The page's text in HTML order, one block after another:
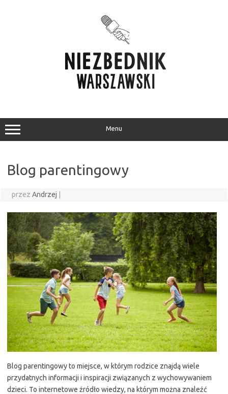
Menu
Blog parentingowy
przez Andrzej
Blog parentingowy to miejsce, w którym rodzice znajdą wiele
przydatnych informacji i inspiracji związanych z wychowywaniem
dzieci. To internetowe źródło wiedzy, na którym można znaleźć